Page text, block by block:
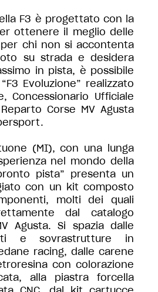
F3 è progettato con la
ottenere il meglio delle
chi non si accontenta
su strada e desidera
in pista, è possibile
Evoluzione” realizzato
Concessionario Ufficiale
Corse MV Agusta
(MI), con una lunga
nel mondo della
pista” presenta un
con un kit composto
molti dei quali
dal catalogo
Agusta. Si spazia dalle
e sovrastrutture in
racing, dalle carene
con colorazione
alla piastra forcella